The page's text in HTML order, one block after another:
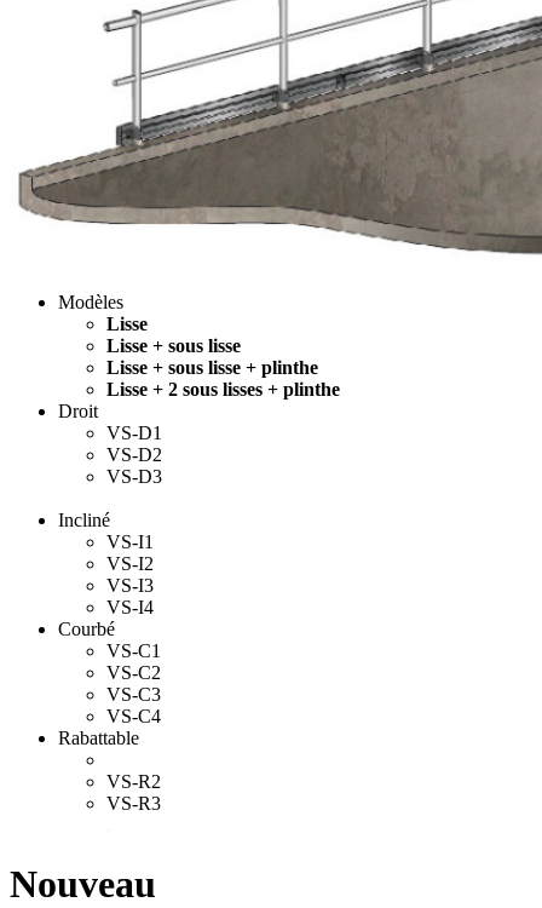
Modèles
Lisse
Lisse + sous lisse
Lisse + sous lisse + plinthe
Lisse + 2 sous lisses + plinthe
Droit
VS-D1
VS-D2
VS-D3
Incliné
VS-I1
VS-I2
VS-I3
VS-I4
Courbé
VS-C1
VS-C2
VS-C3
VS-C4
Rabattable
VS-R2
VS-R3
Nouveau